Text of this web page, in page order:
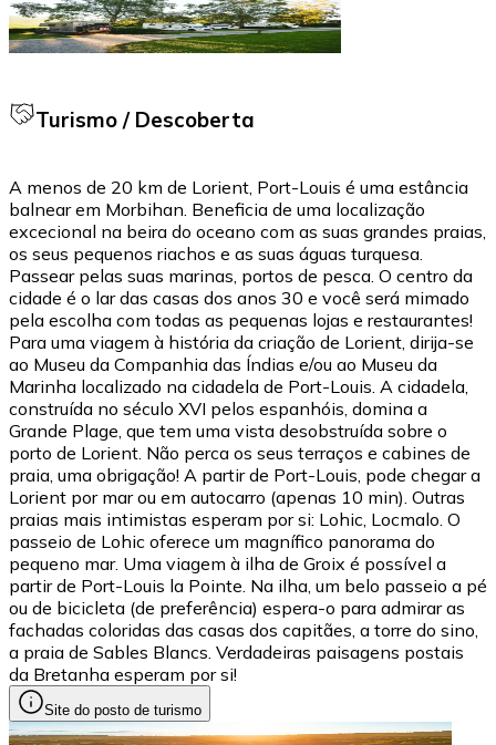
Turismo / Descoberta
A menos de 20 km de Lorient, Port-Louis é uma estância
balnear em Morbihan. Beneficia de uma localização
excecional na beira do oceano com as suas grandes praias,
os seus pequenos riachos e as suas águas turquesa.
Passear pelas suas marinas, portos de pesca. O centro da
cidade é o lar das casas dos anos 30 e você será mimado
pela escolha com todas as pequenas lojas e restaurantes!
Para uma viagem à história da criação de Lorient, dirija-se
ao Museu da Companhia das Índias e/ou ao Museu da
Marinha localizado na cidadela de Port-Louis. A cidadela,
construída no século XVI pelos espanhóis, domina a
Grande Plage, que tem uma vista desobstruída sobre o
porto de Lorient. Não perca os seus terraços e cabines de
praia, uma obrigação! A partir de Port-Louis, pode chegar a
Lorient por mar ou em autocarro (apenas 10 min). Outras
praias mais intimistas esperam por si: Lohic, Locmalo. O
passeio de Lohic oferece um magnífico panorama do
pequeno mar. Uma viagem à ilha de Groix é possível a
partir de Port-Louis la Pointe. Na ilha, um belo passeio a pé
ou de bicicleta (de preferência) espera-o para admirar as
fachadas coloridas das casas dos capitães, a torre do sino,
a praia de Sables Blancs. Verdadeiras paisagens postais
da Bretanha esperam por si!
Site do posto de turismo